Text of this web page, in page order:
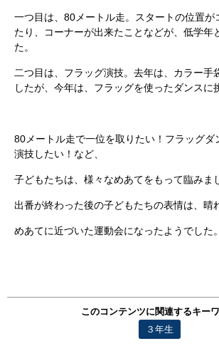
一つ目は、80メートル走。スタートの位置が
たり、コーナーが出来たことなどが、低学年
た。
二つ目は、フラッグ演技。去年は、カラー手
したが、今年は、フラッグを使ったダンスに
80メートル走で一位を取りたい！フラッグダ
演技したい！など、
子どもたちは、様々なめあてをもって臨みま
出番が終わった後の子どもたちの表情は、晴
めあてに近づいた運動会になったようでした。
このコンテンツに関連するキー
３年生